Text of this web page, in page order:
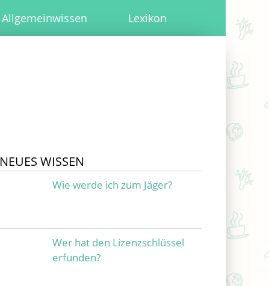
Allgemeinwissen Lexikon
NEUES WISSEN
Wie werde ich zum Jäger?
Wer hat den Lizenzschlüssel
erfunden?